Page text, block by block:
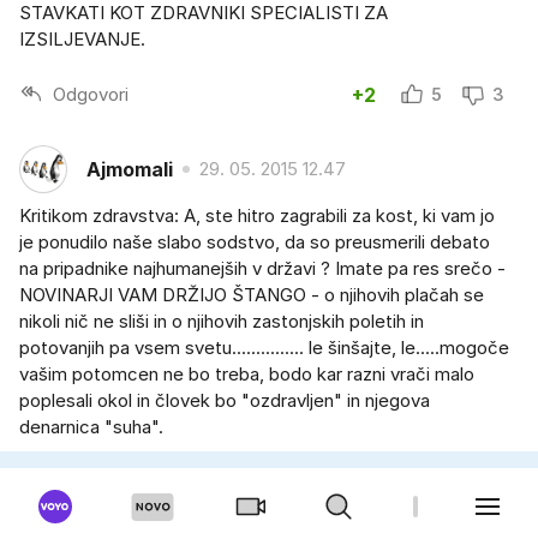
STAVKATI KOT ZDRAVNIKI SPECIALISTI ZA
IZSILJEVANJE.
Odgovori +2 5 3
Ajmomali 29. 05. 2015 12.47
Kritikom zdravstva: A, ste hitro zagrabili za kost, ki vam jo
je ponudilo naše slabo sodstvo, da so preusmerili debato
na pripadnike najhumanejših v državi ? Imate pa res srečo -
NOVINARJI VAM DRŽIJO ŠTANGO - o njihovih plačah se
nikoli nič ne sliši in o njihovih zastonjskih poletih in
potovanjih pa vsem svetu............... le šinšajte, le.....mogoče
vašim potomcen ne bo treba, bodo kar razni vrači malo
poplesali okol in človek bo "ozdravljen" in njegova
denarnica "suha".